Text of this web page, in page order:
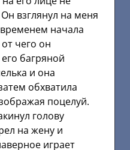
взглянул на меня
начала
чего он
багряной
и она
обхватила
поцелуй.
голову
на жену и
играет